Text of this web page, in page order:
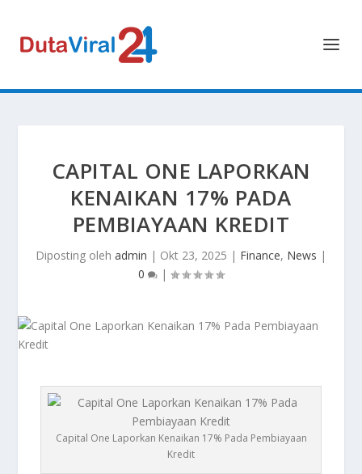
CAPITAL ONE LAPORKAN
KENAIKAN 17% PADA
PEMBIAYAAN KREDIT
Diposting oleh admin | Okt 23, 2025 | Finance, News |
0
|
Capital One Laporkan Kenaikan 17% Pada Pembiayaan
Kredit